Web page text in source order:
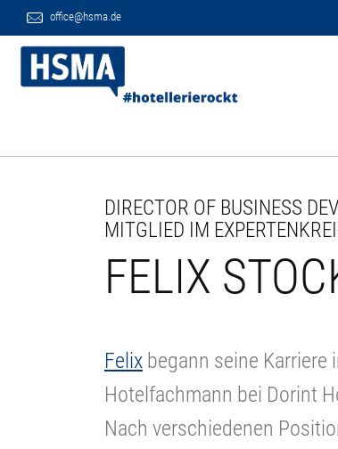
office@hsma.de
DIRECTOR OF BUSINESS
MITGLIED IM
FELIX
Felix begann seine
Hotelfachmann bei Dorint
Nach verschiedenen